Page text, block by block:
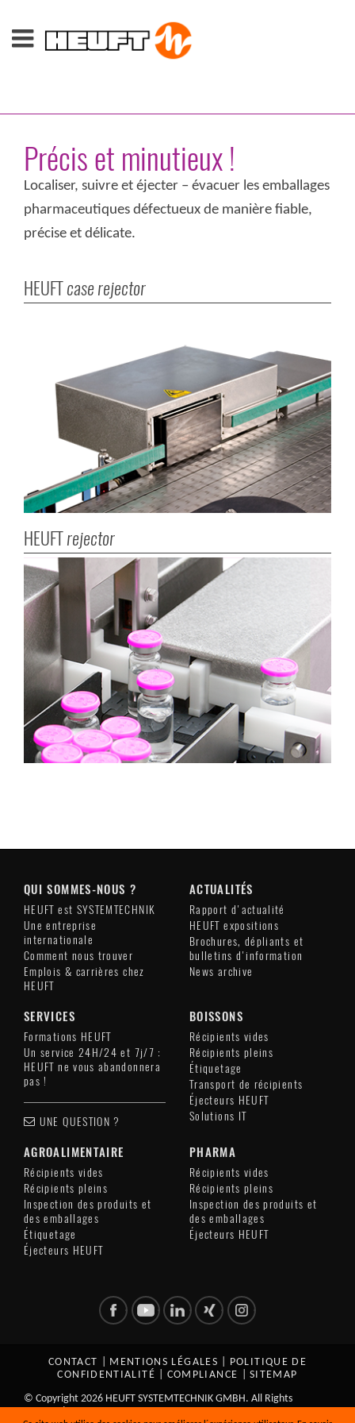
Précis et minutieux !
Localiser, suivre et éjecter – évacuer les emballages
pharmaceutiques défectueux de manière fiable,
précise et délicate.
HEUFTcase rejector
HEUFTrejector
QUI SOMMES-NOUS ?
HEUFT est SYSTEMTECHNIK
Une entreprise
internationale
Comment nous trouver
Emplois & carrières chez
HEUFT
ACTUALITÉS
Rapport d'actualité
HEUFT expositions
Brochures, dépliants et
bulletins d'information
News archive
SERVICES
Formations HEUFT
Un service 24H/24 et 7j/7 :
HEUFT ne vous abandonnera
pas !
UNE QUESTION ?
BOISSONS
Récipients vides
Récipients pleins
Étiquetage
Transport de récipients
Éjecteurs HEUFT
Solutions IT
AGROALIMENTAIRE
Récipients vides
Récipients pleins
Inspection des produits et
des emballages
Étiquetage
Éjecteurs HEUFT
PHARMA
Récipients vides
Récipients pleins
Inspection des produits et
des emballages
Éjecteurs HEUFT
CONTACT MENTIONS LÉGALES
POLITIQUE DE
CONFIDENTIALITÉ
COMPLIANCE SITEMAP
© Copyright 2026 HEUFT SYSTEMTECHNIK GMBH. All Rights